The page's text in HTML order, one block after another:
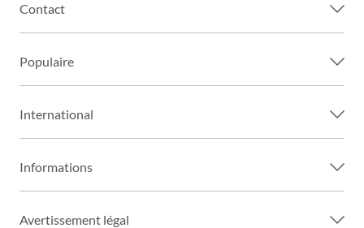
Contact
Populaire
International
Informations
Avertissement légal